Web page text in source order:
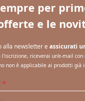
per
e le
alla newsletter e assicurati
riceverai un'e-mail
non è applicabile ai prodotti già
*